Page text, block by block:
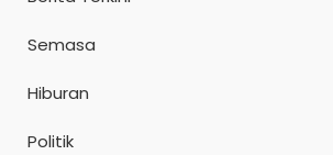
Semasa
Hiburan
Politik